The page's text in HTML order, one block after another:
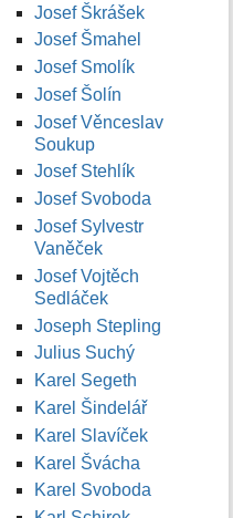
Josef Škrášek
Josef Šmahel
Josef Smolík
Josef Šolín
Josef Věnceslav
Soukup
Josef Stehlík
Josef Svoboda
Josef Sylvestr
Vaněček
Josef Vojtěch
Sedláček
Joseph Stepling
Julius Suchý
Karel Segeth
Karel Šindelář
Karel Slavíček
Karel Švácha
Karel Svoboda